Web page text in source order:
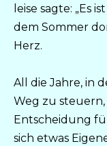
leise sagte: „Es
dem Sommer
Herz.
All die Jahre, in
Weg zu
Entscheidung
sich etwas